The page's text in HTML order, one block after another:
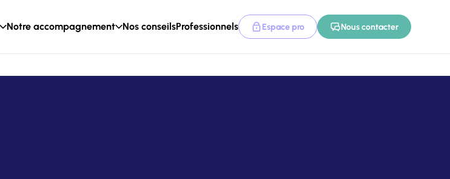
Notre accompagnement Nos conseilsProfessionnels Espace pro Nous contacter